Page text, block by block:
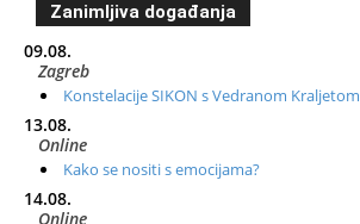
Zanimljiva događanja
09.08.
Zagreb
Konstelacije SIKON s Vedranom Kraljetom
13.08.
Online
Kako se nositi s emocijama?
14.08.
Online